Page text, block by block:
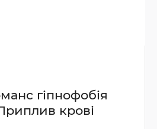
гіпнофобія
крові